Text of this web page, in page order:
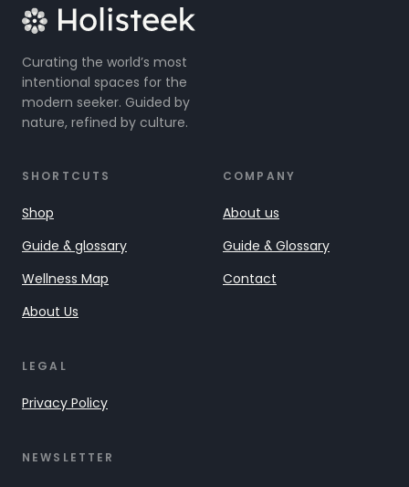
Curating the world’s most
intentional spaces for the
modern seeker. Guided by
nature, refined by culture.
SHORTCUTS
Shop
Guide & glossary
Wellness Map
About Us
COMPANY
About us
Guide & Glossary
Contact
LEGAL
Privacy Policy
NEWSLETTER